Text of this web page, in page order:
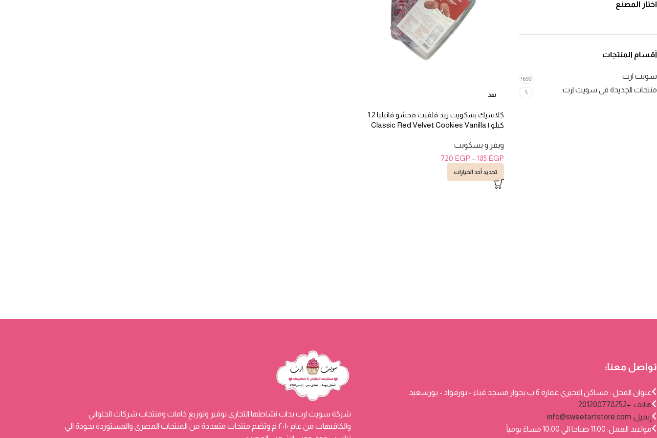
اختار المصنع
أقسام المنتجات
سويت ارت 1690
منتجات الجديدة فى سويت ارت 5 نفذ
كلاسيك بسكويت ريد فلفيت محشو فانيليا 1.2
كيلو | Classic Red Velvet Cookies Vanilla
ويفر و بسكويت
185 EGP
–
720 EGP
تحديد أحد الخيارات
شركة سويت ارت بدات نشاطها التجاري توفير وتوزيع خامات ومنتجات شركات الحلواني
والكافيهات من عام ٢٠١٠ م وتضم منتجات متعددة من المنتجات المصرى والمستوردة بجودة الي
تواصل معنا:
عنوان المحل : مساكن البحيري عمارة 6 ب بجوار مسجد قباء - بورفواد - بورسعيد
هاتف: +201200778252
إيميل: info@sweetartstore.com
مواعيد العمل: 11:00 صباحا الي 10:00 مساءً يومياً